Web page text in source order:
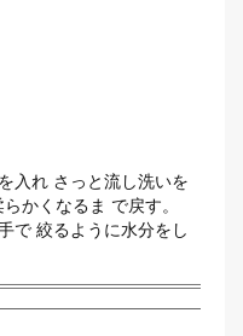
入れ さっと流し洗いを
かくなるま で戻す。
で 絞るように水分をし